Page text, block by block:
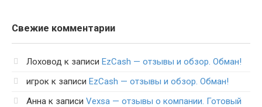
Свежие комментарии
Лоховод к записи EzCash — отзывы и обзор. Обман!
игрок к записи EzCash — отзывы и обзор. Обман!
Анна к записи Vexsa — отзывы о компании. Готовый